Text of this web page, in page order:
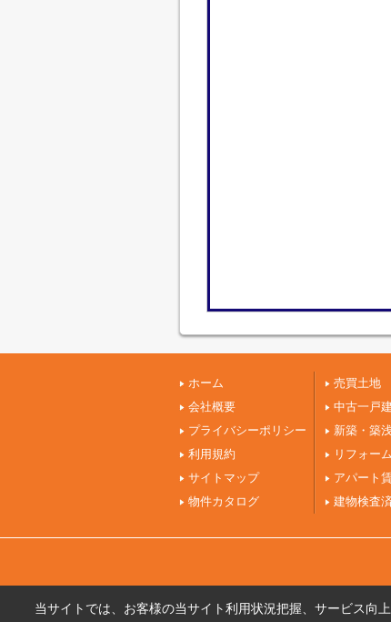
ホーム
会社概要
プライバシーポリシー
利用規約
サイトマップ
物件カタログ
売買土地
中古一戸
新築・築
リフォー
アパート
建物検査
当サイトでは、お客様の当サイト利用状況把握、サービス向